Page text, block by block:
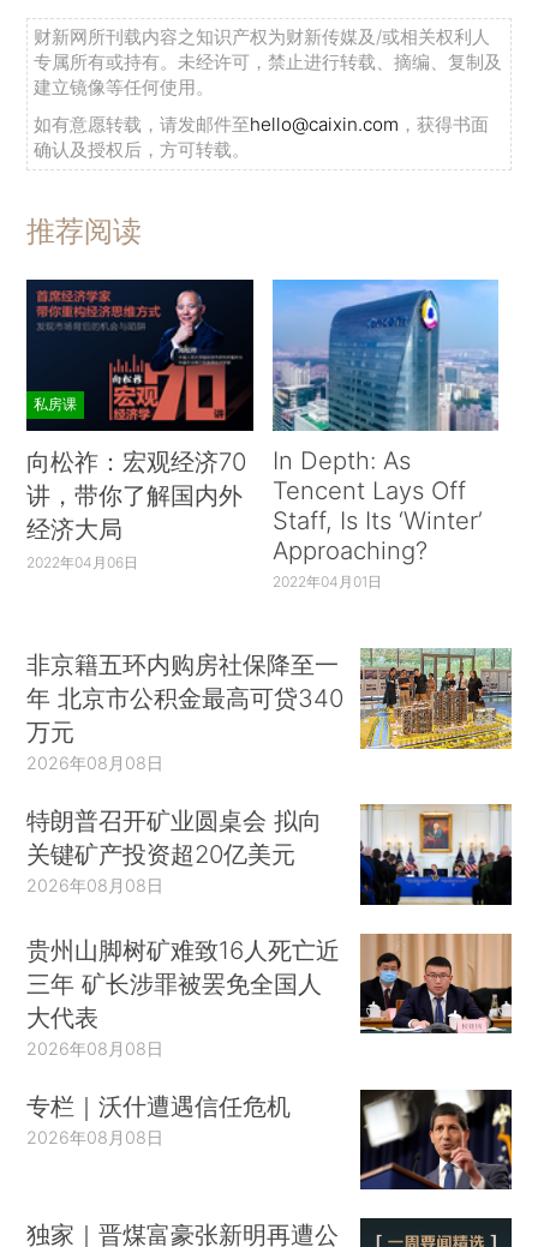
财新网所刊载内容之知识产权为财新传媒及/或相关权利人
专属所有或持有。未经许可，禁止进行转载、摘编、复制及
建立镜像等任何使用。
如有意愿转载，请发邮件至hello@caixin.com ，获得书面
确认及授权后，方可转载。
推荐阅读
私房课
向松祚：宏观经济70
讲，带你了解国内外
经济大局
2022年04月06日
In Depth: As
Tencent Lays Off
Staff, Is Its ‘Winter’
Approaching?
2022年04月01日
非京籍五环内购房社保降至一
年 北京市公积金最高可贷340
万元
2026年08月08日
特朗普召开矿业圆桌会 拟向
关键矿产投资超20亿美元
2026年08月08日
贵州山脚树矿难致16人死亡近
三年 矿长涉罪被罢免全国人
大代表
2026年08月08日
专栏｜沃什遭遇信任危机
2026年08月08日
独家｜晋煤富豪张新明再遭公